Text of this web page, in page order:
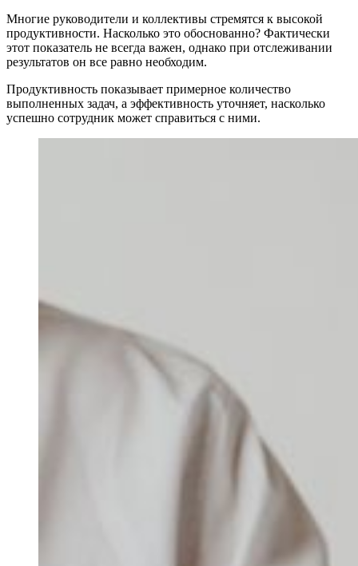
Многие руководители и коллективы стремятся к высокой
продуктивности. Насколько это обоснованно? Фактически
этот показатель не всегда важен, однако при отслеживании
результатов он все равно необходим.
Продуктивность показывает примерное количество
выполненных задач, а эффективность уточняет, насколько
успешно сотрудник может справиться с ними.